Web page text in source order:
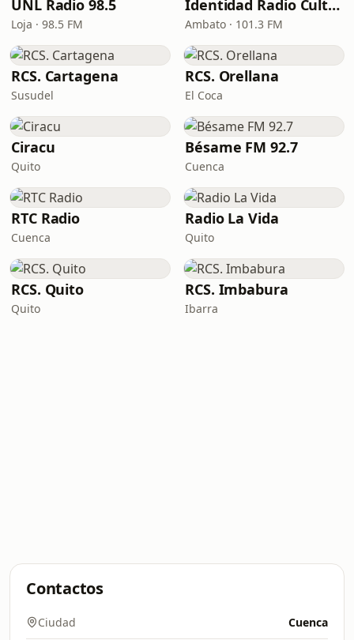
UNL Radio 98.5
Loja · 98.5 FM
Identidad Radio Cultural
Ambato · 101.3 FM
RCS. Cartagena
Susudel
RCS. Orellana
El Coca
Ciracu
Quito
Bésame FM 92.7
Cuenca
RTC Radio
Cuenca
Radio La Vida
Quito
RCS. Quito
Quito
RCS. Imbabura
Ibarra
Contactos
Ciudad Cuenca